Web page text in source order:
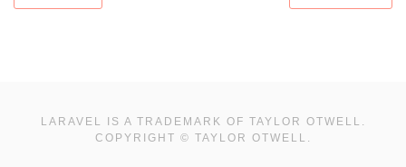
LARAVEL IS A TRADEMARK OF TAYLOR OTWELL.
COPYRIGHT © TAYLOR OTWELL.